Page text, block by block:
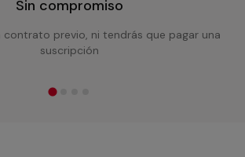
Sin compromiso
contrato previo, ni tendrás que pagar una
suscripción